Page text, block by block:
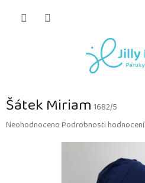
Šátek Miriam 1682/5
Průměrné
NeohodnocenoPodrobnosti hodnocení